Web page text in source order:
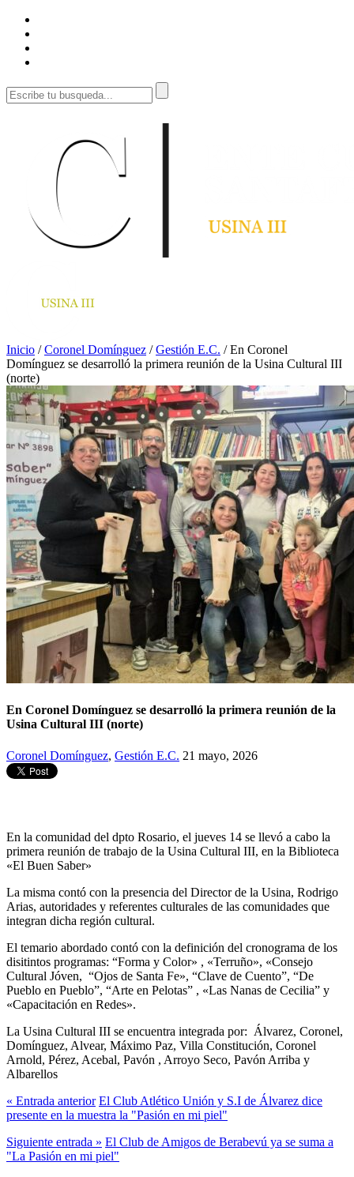
Inicio /Coronel Domínguez /Gestión E.C. /En Coronel
Domínguez se desarrolló la primera reunión de la Usina Cultural III
(norte)
En Coronel Domínguez se desarrolló la primera reunión de la
Usina Cultural III (norte)
Coronel Domínguez, Gestión E.C. 21 mayo, 2026
En la comunidad del dpto Rosario, el jueves 14 se llevó a cabo la
primera reunión de trabajo de la Usina Cultural III, en la Biblioteca
«El Buen Saber»
La misma contó con la presencia del Director de la Usina, Rodrigo
Arias, autoridades y referentes culturales de las comunidades que
integran dicha región cultural.
El temario abordado contó con la definición del cronograma de los
disitintos programas: “Forma y Color» , «Terruño», «Consejo
Cultural Jóven, “Ojos de Santa Fe», “Clave de Cuento”, “De
Pueblo en Pueblo”, “Arte en Pelotas” , «Las Nanas de Cecilia” y
«Capacitación en Redes».
La Usina Cultural III se encuentra integrada por: Álvarez, Coronel,
Domínguez, Alvear, Máximo Paz, Villa Constitución, Coronel
Arnold, Pérez, Acebal, Pavón , Arroyo Seco, Pavón Arriba y
Albarellos
« Entrada anterior El Club Atlético Unión y S.I de Álvarez dice
presente en la muestra la "Pasión en mi piel"
Siguiente entrada » El Club de Amigos de Berabevú ya se suma a
"La Pasión en mi piel"